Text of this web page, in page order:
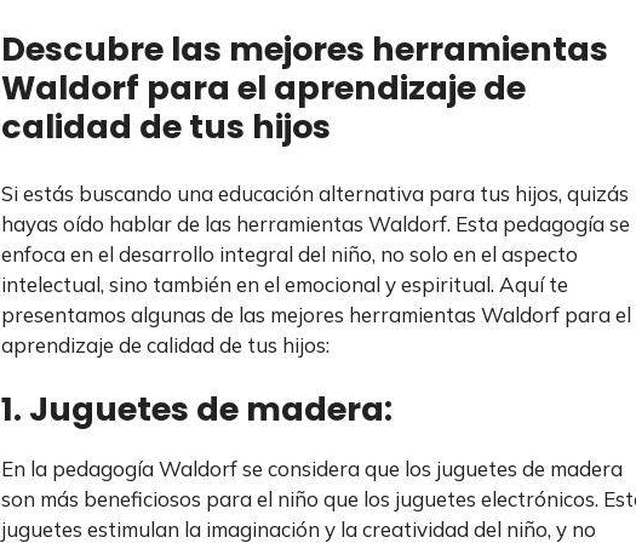
Descubre las mejores herramientas
Waldorf para el aprendizaje de
calidad de tus hijos
Si estás buscando una educación alternativa para tus hijos, quizás
hayas oído hablar de las herramientas Waldorf. Esta pedagogía se
enfoca en el desarrollo integral del niño, no solo en el aspecto
intelectual, sino también en el emocional y espiritual. Aquí te
presentamos algunas de las mejores herramientas Waldorf para el
aprendizaje de calidad de tus hijos:
1. Juguetes de madera:
En la pedagogía Waldorf se considera que los juguetes de madera
son más beneficiosos para el niño que los juguetes electrónicos.
juguetes estimulan la imaginación y la creatividad del niño, y no